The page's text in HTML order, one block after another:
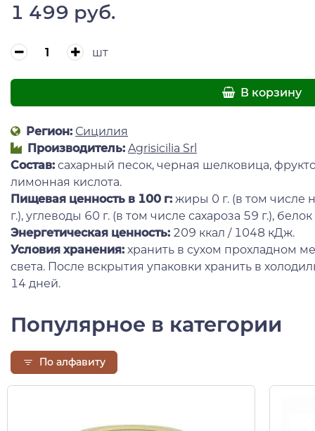
1 499 руб.
шт
В корзину
Регион: Сицилия
Производитель: Agrisicilia Srl
Состав: сахарный песок, черная шелковица,
лимонная кислота.
Пищевая ценность в 100 г: жиры 0 г. (в том
г.), углеводы 60 г. (в том числе сахароза 59 г.), белок
Энергетическая ценность: 209 ккал / 1048 кДж.
Условия хранения: хранить в сухом прохладном
света. После вскрытия упаковки хранить в
14 дней.
Популярное в категории
По алфавиту